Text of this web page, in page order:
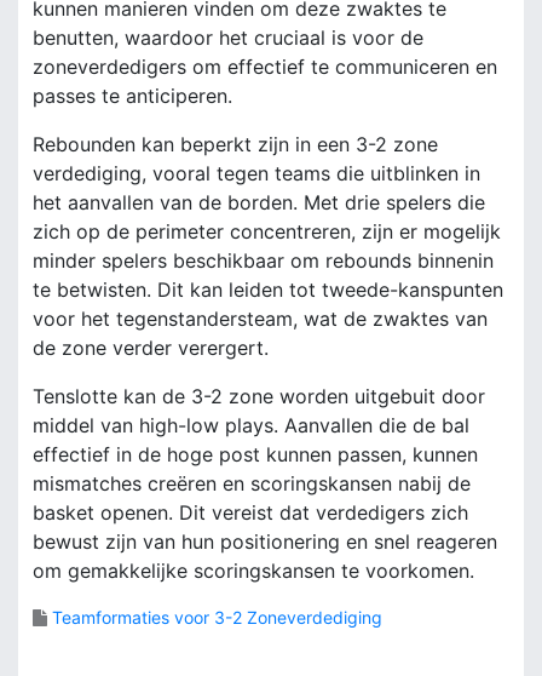
kunnen manieren vinden om deze zwaktes te
benutten, waardoor het cruciaal is voor de
zoneverdedigers om effectief te communiceren en
passes te anticiperen.
Rebounden kan beperkt zijn in een 3-2 zone
verdediging, vooral tegen teams die uitblinken in
het aanvallen van de borden. Met drie spelers die
zich op de perimeter concentreren, zijn er mogelijk
minder spelers beschikbaar om rebounds binnenin
te betwisten. Dit kan leiden tot tweede-kanspunten
voor het tegenstandersteam, wat de zwaktes van
de zone verder verergert.
Tenslotte kan de 3-2 zone worden uitgebuit door
middel van high-low plays. Aanvallen die de bal
effectief in de hoge post kunnen passen, kunnen
mismatches creëren en scoringskansen nabij de
basket openen. Dit vereist dat verdedigers zich
bewust zijn van hun positionering en snel reageren
om gemakkelijke scoringskansen te voorkomen.
Teamformaties voor 3-2 Zoneverdediging